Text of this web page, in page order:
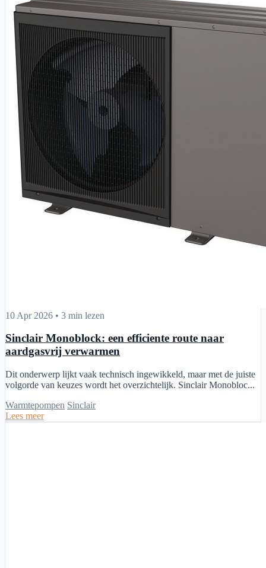
Sinclair Monoblock: een efficiente route naar aardgasvrij verwarmen
10 Apr 2026 • 3 min lezen
Sinclair Monoblock: een efficiente route naar
aardgasvrij verwarmen
Dit onderwerp lijkt vaak technisch ingewikkeld, maar met de juiste
volgorde van keuzes wordt het overzichtelijk. Sinclair Monobloc...
Warmtepompen Sinclair
Lees meer